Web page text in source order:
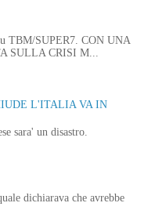
TBM/SUPER7. CON UNA
SULLA CRISI M...
L'ITALIA VA IN
sara' un disastro.
dichiarava che avrebbe